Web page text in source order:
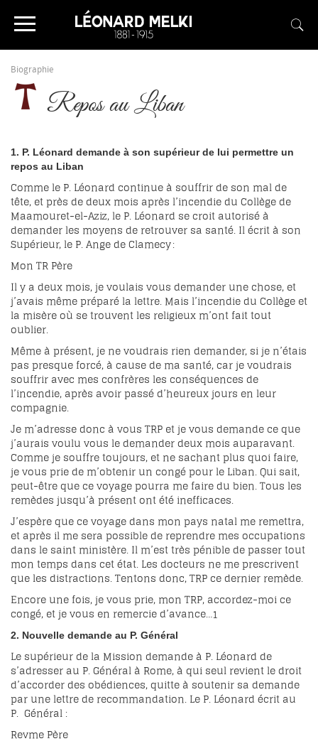
Biographie
Repos au Liban
1. P. Léonard demande à son supérieur de lui permettre un
repos au Liban
Comme le P. Léonard continue à souffrir de son mal de
tête, et près de deux mois après l’incendie du Collège de
Maamouret-el-Aziz, le P. Léonard se croit autorisé à
demander les moyens de retrouver sa santé. Il écrit à son
Supérieur, le P. Ange de Clamecy :
Mon TR Père
Il y a deux mois, je voulais vous demander une chose, et
j’avais même préparé la lettre. Mais l’incendie du Collège et
la misère où se trouvent les religieux m’ont fait tout
oublier.
Même à présent, je ne voudrais rien demander, si je n’étais
pas presque forcé, à cause de ma santé, car je voudrais
souffrir avec mes confrères les conséquences de
l’incendie, après avoir passé d’heureux jours en leur
compagnie.
Je m’adresse donc à vous TRP et je vous demande ce que
j’aurais voulu vous le demander deux mois auparavant.
Comme je souffre toujours, et ne sachant plus quoi faire,
je vous prie de m’obtenir un congé pour le Liban. Qui sait,
peut-être que ce voyage pourra me faire du bien. Tous les
remèdes jusqu’à présent ont été inefficaces.
J’espère que ce voyage dans mon pays natal me remettra,
et après il me sera possible de reprendre mes occupations
dans le saint ministère. Il m’est très pénible de passer tout
mon temps dans cet état. Les docteurs ne me prescrivent
que les distractions. Tentons donc, TRP ce dernier remède.
Encore une fois, je vous prie, mon TRP, accordez-moi ce
congé, et je vous en remercie d’avance…1
2. Nouvelle demande au P. Général
Le supérieur de la Mission demande à P. Léonard de
s’adresser au P. Général à Rome, à qui seul revient le droit
d’accorder des obédiences, quitte à soutenir sa demande
par une lettre de recommandation. Le P. Léonard écrit au
P. Général :
Revme Père